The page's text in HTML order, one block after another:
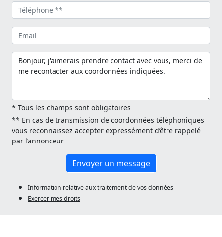
* Tous les champs sont obligatoires
** En cas de transmission de coordonnées téléphoniques
vous reconnaissez accepter expressément d’être rappelé
par l’annonceur
Envoyer un message
Information relative aux traitement de vos données
Exercer mes droits